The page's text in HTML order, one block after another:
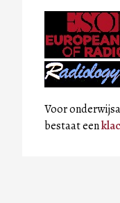
Voor
bestaat een